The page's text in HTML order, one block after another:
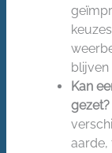
blijven
Kan
gezet?
aarde,